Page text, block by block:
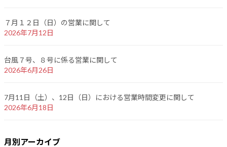
７月１２日（日）の営業に関して
2026年7月12日
台風７号、８号に係る営業に関して
2026年6月26日
7月11日（土）、12日（日）における営業時間変更に関して
2026年6月18日
月別アーカイブ